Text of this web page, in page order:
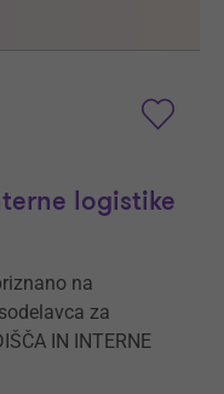
logistike
na
za
IN INTERNE